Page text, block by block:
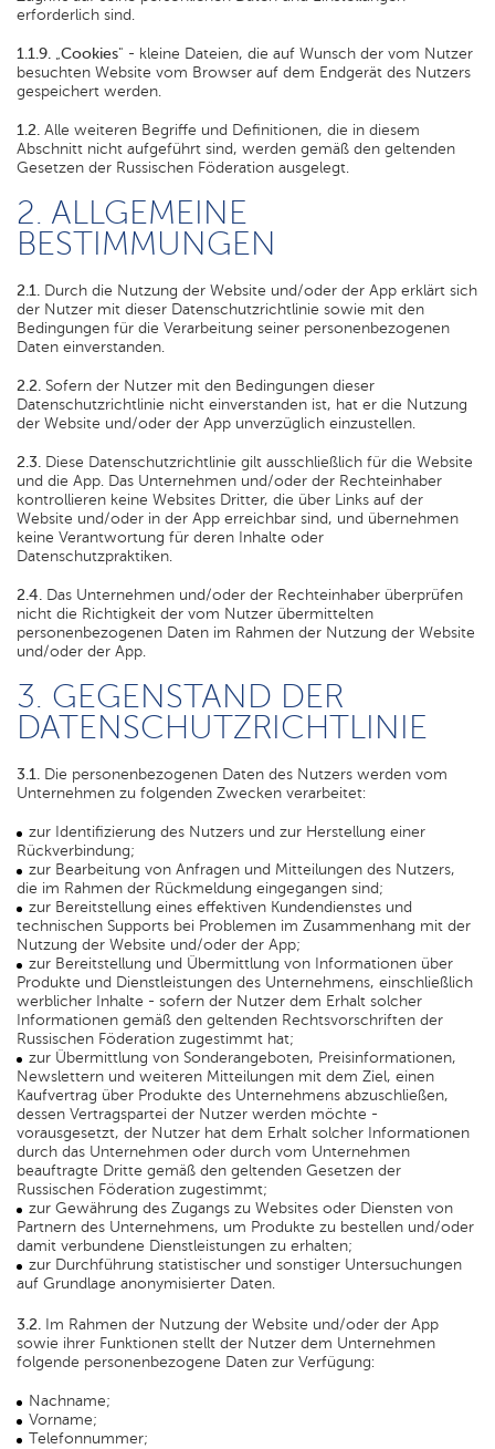
erforderlich sind.
1.1.9. „Cookies" - kleine Dateien, die auf Wunsch der vom Nutzer
besuchten Website vom Browser auf dem Endgerät des Nutzers
gespeichert werden.
1.2. Alle weiteren Begriffe und Definitionen, die in diesem
Abschnitt nicht aufgeführt sind, werden gemäß den geltenden
Gesetzen der Russischen Föderation ausgelegt.
2. ALLGEMEINE
BESTIMMUNGEN
2.1. Durch die Nutzung der Website und/oder der App erklärt sich
der Nutzer mit dieser Datenschutzrichtlinie sowie mit den
Bedingungen für die Verarbeitung seiner personenbezogenen
Daten einverstanden.
2.2. Sofern der Nutzer mit den Bedingungen dieser
Datenschutzrichtlinie nicht einverstanden ist, hat er die Nutzung
der Website und/oder der App unverzüglich einzustellen.
2.3. Diese Datenschutzrichtlinie gilt ausschließlich für die Website
und die App. Das Unternehmen und/oder der Rechteinhaber
kontrollieren keine Websites Dritter, die über Links auf der
Website und/oder in der App erreichbar sind, und übernehmen
keine Verantwortung für deren Inhalte oder
Datenschutzpraktiken.
2.4. Das Unternehmen und/oder der Rechteinhaber überprüfen
nicht die Richtigkeit der vom Nutzer übermittelten
personenbezogenen Daten im Rahmen der Nutzung der Website
und/oder der App.
3. GEGENSTAND DER
DATENSCHUTZRICHTLINIE
3.1. Die personenbezogenen Daten des Nutzers werden vom
Unternehmen zu folgenden Zwecken verarbeitet:
zur Identifizierung des Nutzers und zur Herstellung einer
Rückverbindung;
zur Bearbeitung von Anfragen und Mitteilungen des Nutzers,
die im Rahmen der Rückmeldung eingegangen sind;
zur Bereitstellung eines effektiven Kundendienstes und
technischen Supports bei Problemen im Zusammenhang mit der
Nutzung der Website und/oder der App;
zur Bereitstellung und Übermittlung von Informationen über
Produkte und Dienstleistungen des Unternehmens, einschließlich
werblicher Inhalte - sofern der Nutzer dem Erhalt solcher
Informationen gemäß den geltenden Rechtsvorschriften der
Russischen Föderation zugestimmt hat;
zur Übermittlung von Sonderangeboten, Preisinformationen,
Newslettern und weiteren Mitteilungen mit dem Ziel, einen
Kaufvertrag über Produkte des Unternehmens abzuschließen,
dessen Vertragspartei der Nutzer werden möchte -
vorausgesetzt, der Nutzer hat dem Erhalt solcher Informationen
durch das Unternehmen oder durch vom Unternehmen
beauftragte Dritte gemäß den geltenden Gesetzen der
Russischen Föderation zugestimmt;
zur Gewährung des Zugangs zu Websites oder Diensten von
Partnern des Unternehmens, um Produkte zu bestellen und/oder
damit verbundene Dienstleistungen zu erhalten;
zur Durchführung statistischer und sonstiger Untersuchungen
auf Grundlage anonymisierter Daten.
3.2. Im Rahmen der Nutzung der Website und/oder der App
sowie ihrer Funktionen stellt der Nutzer dem Unternehmen
folgende personenbezogene Daten zur Verfügung:
Nachname;
Vorname;
Telefonnummer;